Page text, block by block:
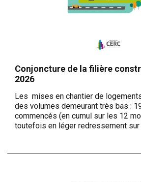
Conjoncture de la filière
2026
Les mises en chantier de
des volumes demeurant très bas :
commencés (en cumul sur les 12
toutefois en léger redressement sur